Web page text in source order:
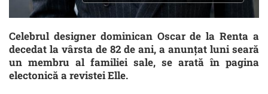
Celebrul designer dominican Oscar de la Renta a
decedat la vârsta de 82 de ani, a anunțat luni seară
un membru al familiei sale, se arată în pagina
electonică a revistei Elle.